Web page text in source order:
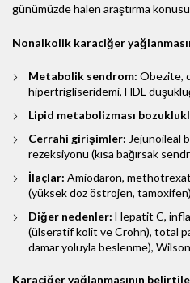
günümüzde halen araştırma
Nonalkolik karaciğer
Metabolik sendrom: Obezite,
hipertrigliseridemi, HDL
Lipid metabolizması
Cerrahi girişimler: Jejunoileal
rezeksiyonu (kısa bağırsak
İlaçlar: Amiodaron,
(yüksek doz östrojen,
Diğer nedenler: Hepatit C,
(ülseratif kolit ve Crohn), total
damar yoluyla beslenme), Wilson
Karaciğer yağlanmasının